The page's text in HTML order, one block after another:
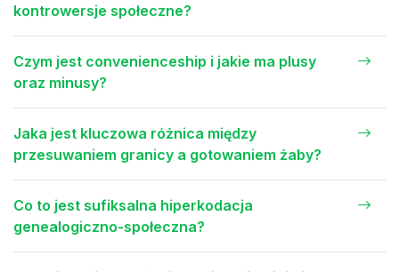
kontrowersje społeczne?
Czym jest convenienceship i jakie ma plusy
oraz minusy?
Jaka jest kluczowa różnica między
przesuwaniem granicy a gotowaniem żaby?
Co to jest sufiksalna hiperkodacja
genealogiczno-społeczna?